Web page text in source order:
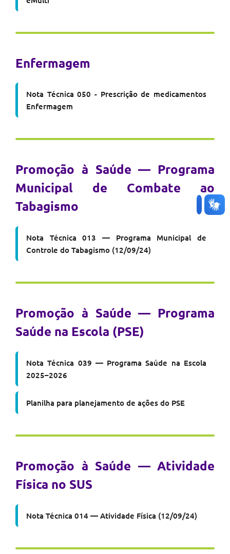
Enfermagem
Nota Técnica 050 - Prescrição de medicamentos
Enfermagem
Promoção à Saúde — Programa
Municipal de Combate ao
Tabagismo
Nota Técnica 013 — Programa Municipal de
Controle do Tabagismo (12/09/24)
Promoção à Saúde — Programa
Saúde na Escola (PSE)
Nota Técnica 039 — Programa Saúde na Escola
2025–2026
Planilha para planejamento de ações do PSE
Promoção à Saúde — Atividade
Física no SUS
Nota Técnica 014 — Atividade Física (12/09/24)